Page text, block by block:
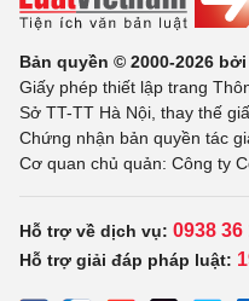
Bản quyền © 2000-2026
Giấy phép thiết lập trang
Sở TT-TT Hà Nội, thay thế
Chứng nhận bản quyền tác
Cơ quan chủ quản: Công ty
Hỗ trợ về dịch vụ: 0938 36
Hỗ trợ giải đáp pháp luật: